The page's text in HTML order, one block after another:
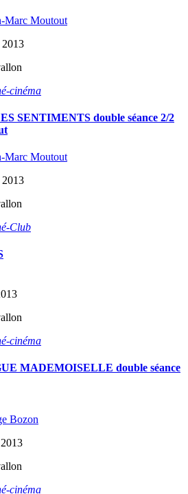
Marc Moutout
cinéma
SENTIMENTS double séance 2/2
Marc Moutout
Club
cinéma
MADEMOISELLE double séance
Bozon
cinéma